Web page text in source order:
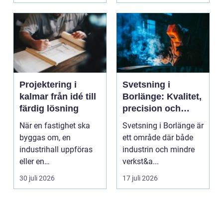
Projektering i
kalmar från idé till
färdig lösning
När en fastighet ska
byggas om, en
industrihall uppföras
eller en
lantbruksanläggning
moderniseras ä...
30 juli 2026
Svetsning i
Borlänge: Kvalitet,
precision och
hållbara
konstruktioner
Svetsning i Borlänge är
ett område där både
industrin och mindre
verkst&a...
17 juli 2026